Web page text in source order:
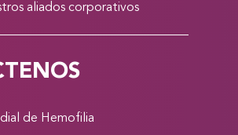
aliados corporativos
de Hemofilia